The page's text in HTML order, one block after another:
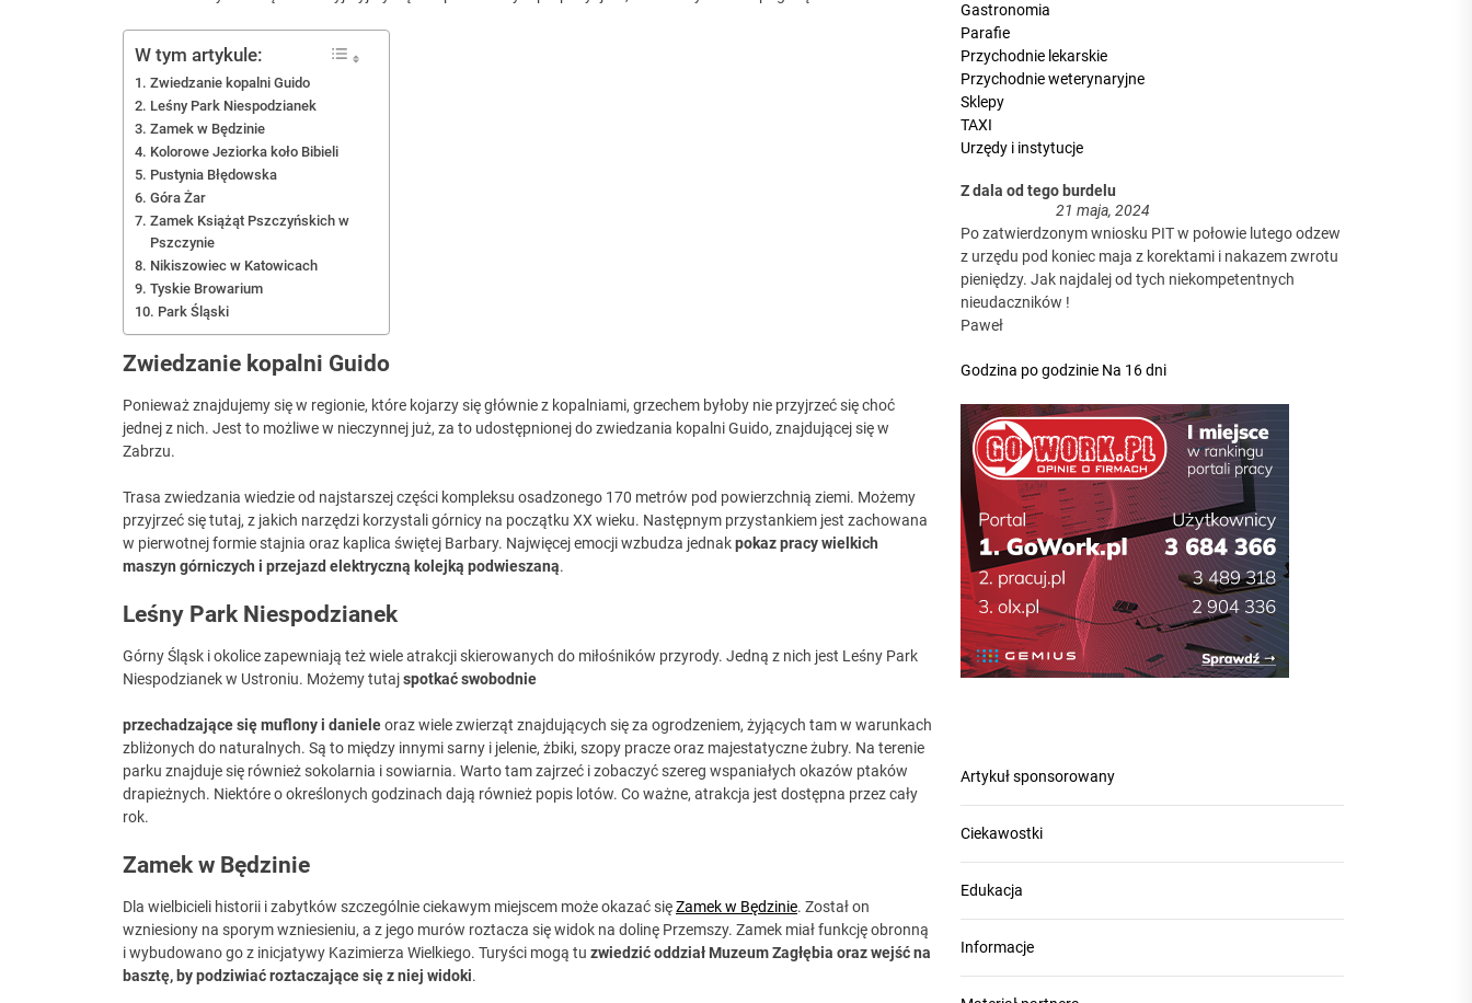
W tym artykule:
Zwiedzanie kopalni Guido
Leśny Park Niespodzianek
Zamek w Będzinie
Kolorowe Jeziorka koło Bibieli
Pustynia Błędowska
Góra Żar
Zamek Książąt Pszczyńskich w
Pszczynie
Nikiszowiec w Katowicach
Tyskie Browarium
Park Śląski
Zwiedzanie kopalni Guido
Ponieważ znajdujemy się w regionie, które kojarzy się głównie z kopalniami, grzechem byłoby nie przyjrzeć się choć
jednej z nich. Jest to możliwe w nieczynnej już, za to udostępnionej do zwiedzania kopalni Guido, znajdującej się w
Zabrzu.
Trasa zwiedzania wiedzie od najstarszej części kompleksu osadzonego 170 metrów pod powierzchnią ziemi. Możemy
przyjrzeć się tutaj, z jakich narzędzi korzystali górnicy na początku XX wieku. Następnym przystankiem jest zachowana
w pierwotnej formie stajnia oraz kaplica świętej Barbary. Najwięcej emocji wzbudza jednakpokaz pracy wielkich
maszyn górniczych i przejazd elektryczną kolejką podwieszaną.
Leśny Park Niespodzianek
Górny Śląsk i okolice zapewniają też wiele atrakcji skierowanych do miłośników przyrody. Jedną z nich jest Leśny Park
Niespodzianek w Ustroniu. Możemy tutajspotkać swobodnie
przechadzające się muflony i danieleoraz wiele zwierząt znajdujących się za ogrodzeniem, żyjących tam w warunkach
zbliżonych do naturalnych. Są to między innymi sarny i jelenie, żbiki, szopy pracze oraz majestatyczne żubry. Na terenie
parku znajduje się również sokolarnia i sowiarnia. Warto tam zajrzeć i zobaczyć szereg wspaniałych okazów ptaków
drapieżnych. Niektóre o określonych godzinach dają również popis lotów. Co ważne, atrakcja jest dostępna przez cały
rok.
Zamek w Będzinie
Dla wielbicieli historii i zabytków szczególnie ciekawym miejscem może okazać sięZamek w Będzinie. Został on
wzniesiony na sporym wzniesieniu, a z jego murów roztacza się widok na dolinę Przemszy. Zamek miał funkcję obronną
i wybudowano go z inicjatywy Kazimierza Wielkiego. Turyści mogą tu zwiedzić oddział Muzeum Zagłębia oraz wejść na
basztę, by podziwiać roztaczające się z niej widoki.
Gastronomia
Parafie
Przychodnie lekarskie
Przychodnie weterynaryjne
Sklepy
TAXI
Urzędy i instytucje
Z dala od tego burdelu
21 maja, 2024
Po zatwierdzonym wniosku PIT w połowie lutego odzew
z urzędu pod koniec maja z korektami i nakazem zwrotu
pieniędzy. Jak najdalej od tych niekompetentnych
nieudaczników !
Paweł
Godzina po godzinie Na 16 dni
Artykuł sponsorowany
Ciekawostki
Edukacja
Informacje